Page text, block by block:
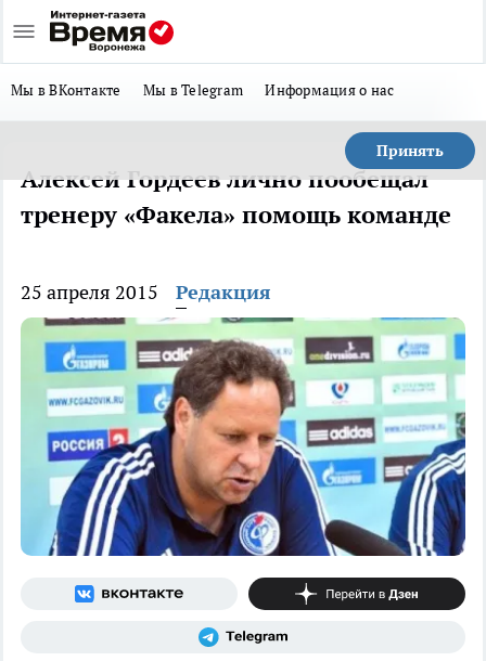
Мы в ВКонтакте Мы в Telegram Информация о нас
Принять
Алексей Гордеев лично пообещал
тренеру «Факела» помощь команде
25 апреля 2015 Редакция